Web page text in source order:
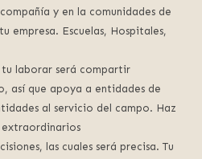
y en la comunidades de
empresa. Escuelas, Hospitales,
laborar será compartir
así que apoya a entidades de
al servicio del campo. Haz
extraordinarios
las cuales será precisa. Tu